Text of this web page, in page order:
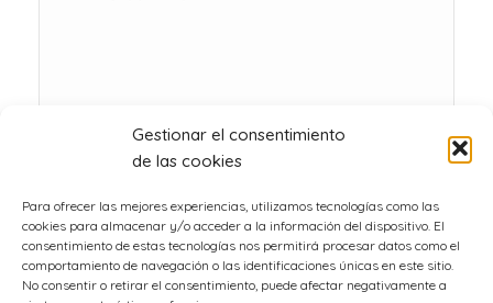
Gestionar el consentimiento
de las cookies
Para ofrecer las mejores experiencias, utilizamos tecnologías como las
cookies para almacenar y/o acceder a la información del dispositivo. El
consentimiento de estas tecnologías nos permitirá procesar datos como el
comportamiento de navegación o las identificaciones únicas en este sitio.
No consentir o retirar el consentimiento, puede afectar negativamente a